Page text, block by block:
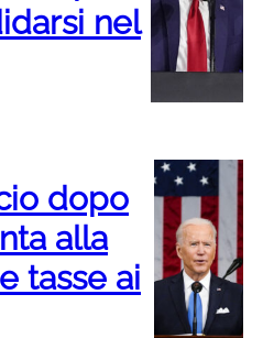
nel
dopo
alla
tasse ai